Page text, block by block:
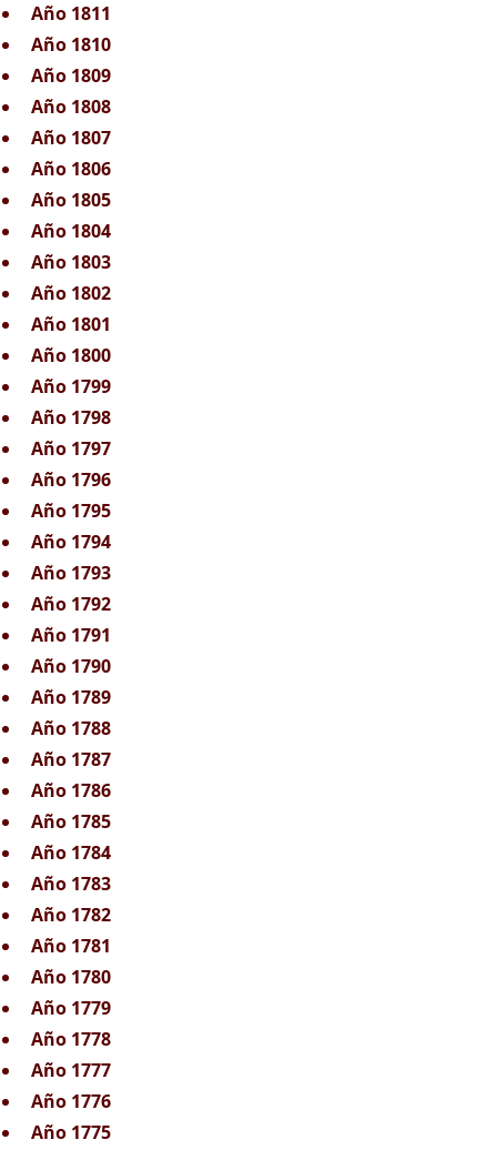
Año 1811
Año 1810
Año 1809
Año 1808
Año 1807
Año 1806
Año 1805
Año 1804
Año 1803
Año 1802
Año 1801
Año 1800
Año 1799
Año 1798
Año 1797
Año 1796
Año 1795
Año 1794
Año 1793
Año 1792
Año 1791
Año 1790
Año 1789
Año 1788
Año 1787
Año 1786
Año 1785
Año 1784
Año 1783
Año 1782
Año 1781
Año 1780
Año 1779
Año 1778
Año 1777
Año 1776
Año 1775